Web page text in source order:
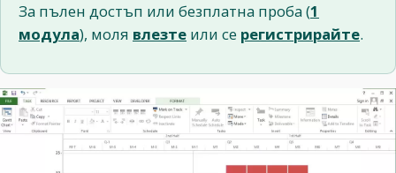
За пълен достъп или безплатна проба (1
модула), моля влезте или се регистрирайте.